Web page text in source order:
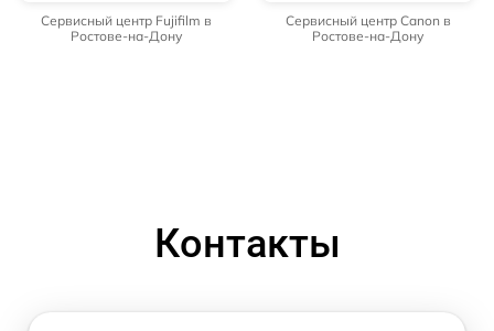
Сервисный центр Fujifilm в
Ростове-на-Дону
Сервисный центр Canon в
Ростове-на-Дону
Контакты